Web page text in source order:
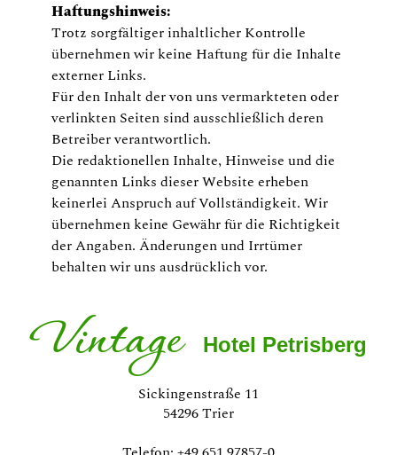
Haftungshinweis:
Trotz sorgfältiger inhaltlicher Kontrolle
übernehmen wir keine Haftung für die Inhalte
externer Links.
Für den Inhalt der von uns vermarkteten oder
verlinkten Seiten sind ausschließlich deren
Betreiber verantwortlich.
Die redaktionellen Inhalte, Hinweise und die
genannten Links dieser Website erheben
keinerlei Anspruch auf Vollständigkeit. Wir
übernehmen keine Gewähr für die Richtigkeit
der Angaben. Änderungen und Irrtümer
behalten wir uns ausdrücklich vor.
Vintage Hotel Petrisberg
Sickingenstraße 11
54296 Trier